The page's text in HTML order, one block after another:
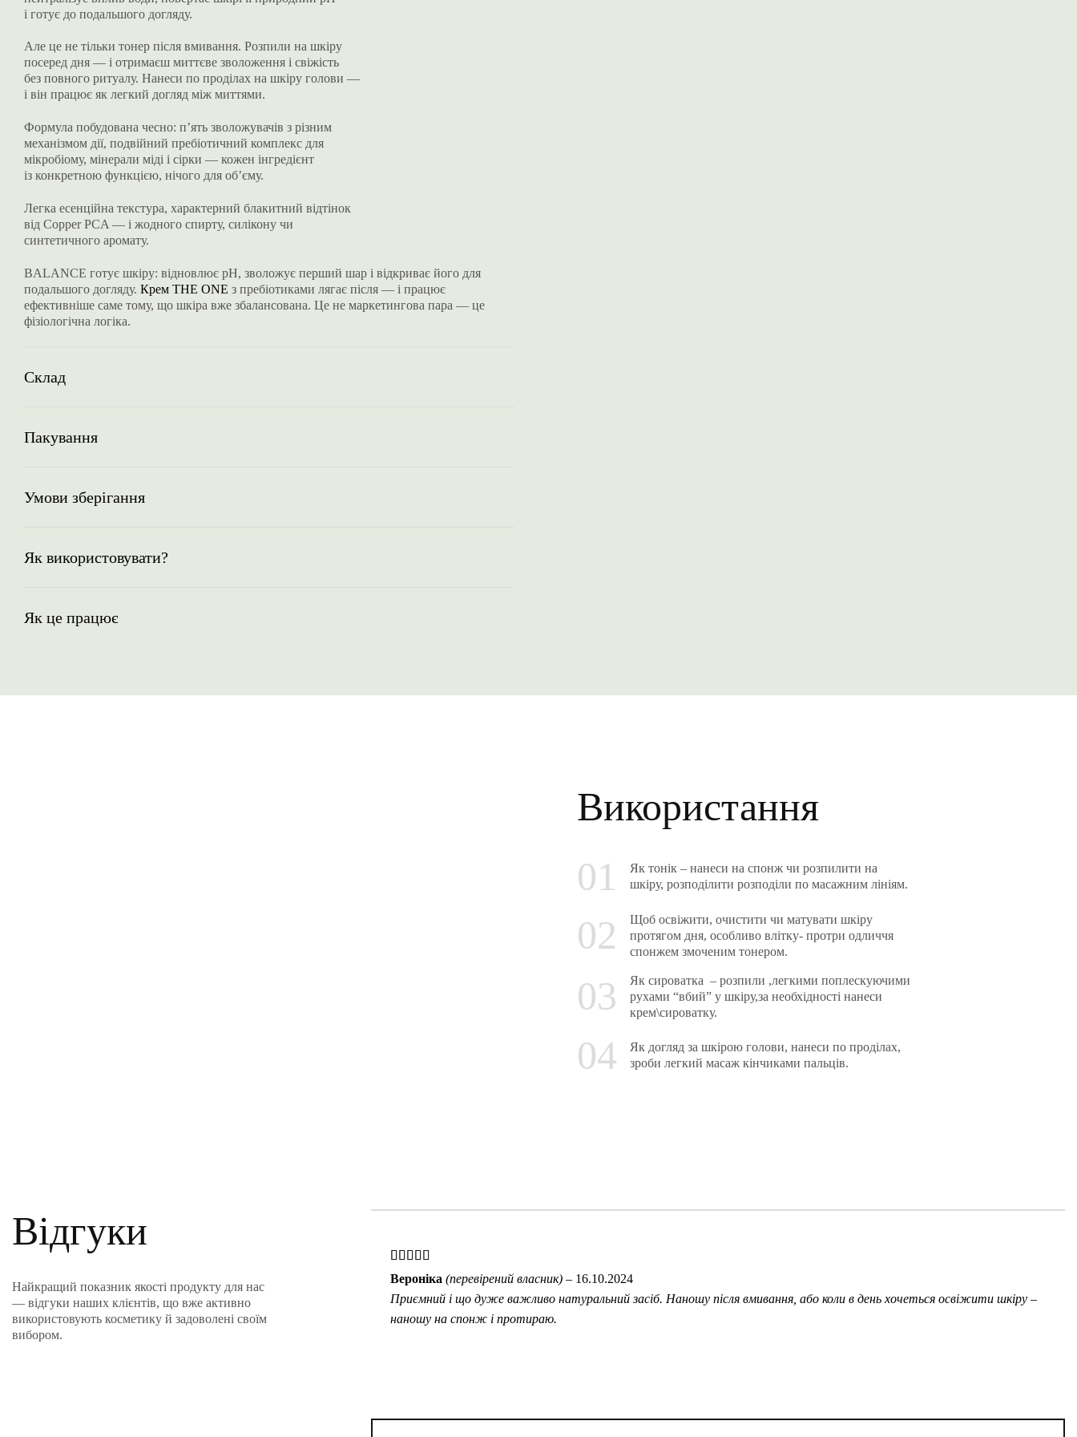
і готує до подальшого догляду.
Але це не тільки тонер після вмивання. Розпили на шкіру
посеред дня — і отримаєш миттєве зволоження і свіжість
без повного ритуалу. Нанеси по проділах на шкіру голови —
і він працює як легкий догляд між миттями.
Формула побудована чесно: п’ять зволожувачів з різним
механізмом дії, подвійний пребіотичний комплекс для
мікробіому, мінерали міді і сірки — кожен інгредієнт
із конкретною функцією, нічого для об’єму.
Легка есенційна текстура, характерний блакитний відтінок
від Copper PCA — і жодного спирту, силікону чи
синтетичного аромату.
BALANCE готує шкіру: відновлює pH, зволожує перший шар і відкриває його для
подальшого догляду. Крем THE ONE з пребіотиками лягає після — і працює
ефективніше саме тому, що шкіра вже збалансована. Це не маркетингова пара — це
фізіологічна логіка.
Склад
Пакування
Умови зберігання
Як використовувати?
Як це працює
Використання
Як тонік – нанеси на спонж чи розпилити на
шкіру, розподілити розподіли по масажним лініям.
Щоб освіжити, очистити чи матувати шкіру
протягом дня, особливо влітку- протри одличчя
спонжем змоченим тонером.
Як сироватка – розпили ,легкими поплескуючими
рухами “вбий” у шкіру,за необхідності нанеси
крем\сироватку.
Як догляд за шкірою голови, нанеси по проділах,
зроби легкий масаж кінчиками пальців.
Відгуки
Найкращий показник якості продукту для нас
— відгуки наших клієнтів, що вже активно
використовують косметику й задоволені своїм
вибором.
Оцінено в
5з 5
Вероніка (перевірений власник) – 16.10.2024
Приємний і що дуже важливо натуральний засіб. Наношу після вмивання, або коли в день хочеться освіжити шкіру –
наношу на спонж і протираю.